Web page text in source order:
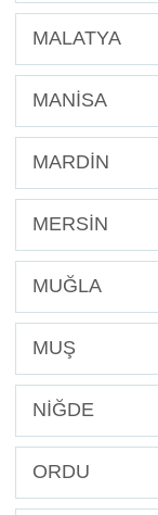
MALATYA
MANİSA
MARDİN
MERSİN
MUĞLA
MUŞ
NİĞDE
ORDU